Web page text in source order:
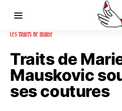
LES TRAITS DE MARIE
Traits de
Mauskovic
ses coutures